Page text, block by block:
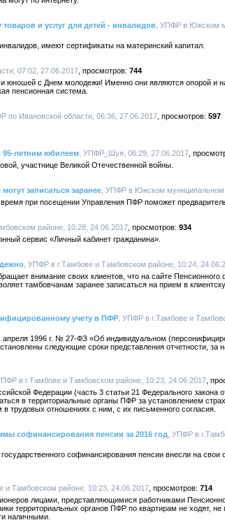
и услуг для детей - инвалидов , УПФР в Южском
имеют сертификаты на материнский капитал.
07:02, 27.06.2017
744
юношей с Днем молодежи! Именно они являются опорой и
пенсионная система.
по Ивановской области, 06:36, 27.06.2017
597
95-летним юбилеем , УПФР_Шуя, 06:29, 27.06.2017
участнице Великой Отечественной войны.
записаться заранее , УПФР в Южском муниципальном
при посещении Управления ПФР поможет
районе, 10:28, 24.06.2017
934
сервис «Личный кабинет гражданина».
, УПФР в г.Тамбове и Тамбовском районе, 10:24,
внимание своих клиентов, что на сайте
тамбовчанам заранее записаться на прием в
учету в ПФР , УПФР в г.Тамбове и
1996 г. № 27-ФЗ «Об индивидуальном
следующие сроки представления отчетности, за
в г.Тамбове и Тамбовском районе, 10:23, 24.06.2017
Федерации (часть 3 статьи 21 Федерального
в территориальные органы ПФР за установлением
трудовых отношениях с ним, с их письменного согласия.
софинансирования пенсии за 2016 год , УПФР в
софинансирования пенсии внесли на свои
и Тамбовском районе, 10:23, 24.06.2017
714
лицами, представляющимися работниками
территориальных органов ПФР по квартирам не ходят,
наличными.